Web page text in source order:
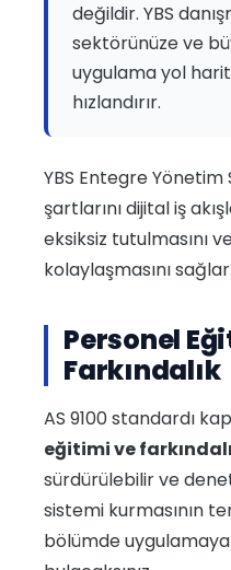
değildir. YBS
sektörünüze ve
uygulama yol
hızlandırır.
YBS Entegre Yönetim
şartlarını dijital iş
eksiksiz tutulmasını
kolaylaşmasını sağlar.
Personel
Farkındalık
AS 9100 standardı
eğitimi ve
sürdürülebilir ve
sistemi kurmasının
bölümde